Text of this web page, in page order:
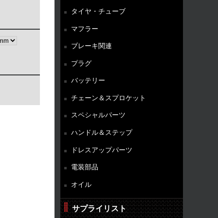
タイヤ・チューブ
マフラー
ブレーキ関連
プラグ
バッテリー
チェーン＆スプロケット
スペシャルパーツ
ハンドル＆ステップ
ドレスアップパーツ
電装部品
オイル
サプライリスト